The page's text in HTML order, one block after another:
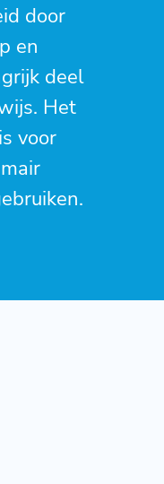
door
en
deel
Het
voor